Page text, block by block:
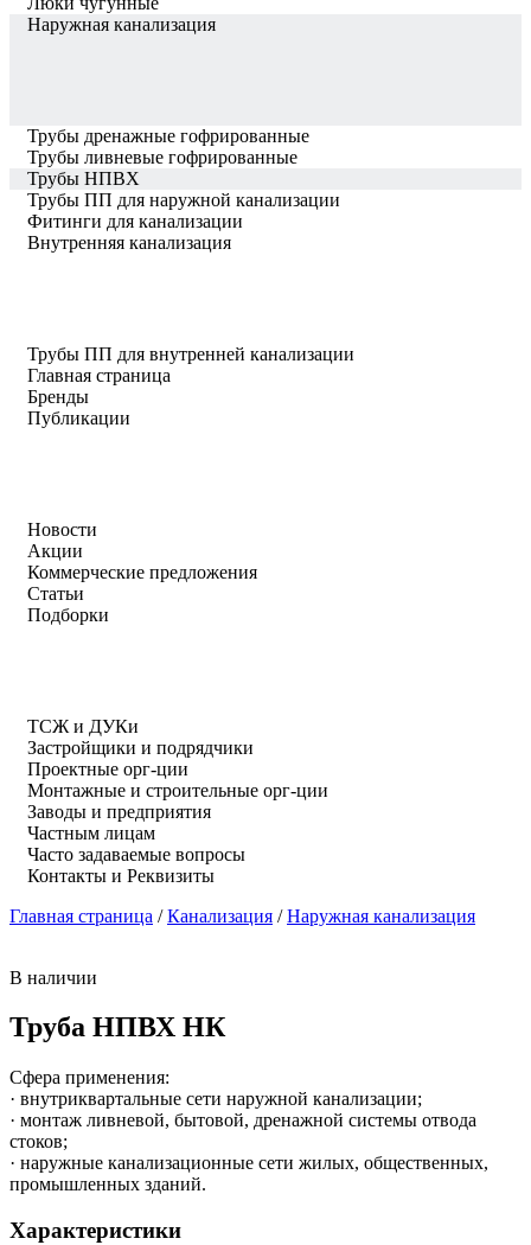
Наружная канализация
Трубы дренажные гофрированные
Трубы ливневые гофрированные
Трубы НПВХ
Трубы ПП для наружной канализации
Фитинги для канализации
Внутренняя канализация
Трубы ПП для внутренней канализации
Главная страница
Бренды
Публикации
Новости
Акции
Коммерческие предложения
Статьи
Подборки
ТСЖ и ДУКи
Застройщики и подрядчики
Проектные орг-ции
Монтажные и строительные орг-ции
Заводы и предприятия
Частным лицам
Часто задаваемые вопросы
Контакты и Реквизиты
Главная страница /Канализация /Наружная канализация
В наличии
Труба НПВХ НК
Сфера применения:
· внутриквартальные сети наружной канализации;
· монтаж ливневой, бытовой, дренажной системы отвода
стоков;
· наружные канализационные сети жилых, общественных,
промышленных зданий.
Характеристики